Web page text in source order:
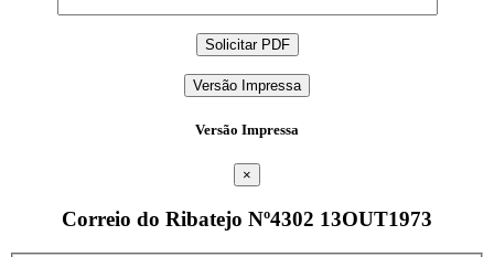
Versão Impressa
Versão Impressa
×
Correio do Ribatejo Nº4302 13OUT1973